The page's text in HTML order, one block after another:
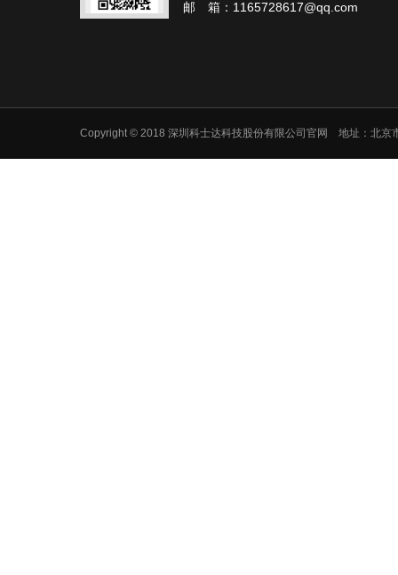
邮 箱：1165728617@qq.com
Copyright © 2018 深圳科士达科技股份有限公司官网 地址：北京